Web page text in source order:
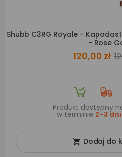
Shubb C3RG Royale -
- Rose
120,00 zł
Produkt dostępny
w terminie 2-3
 Dodaj do